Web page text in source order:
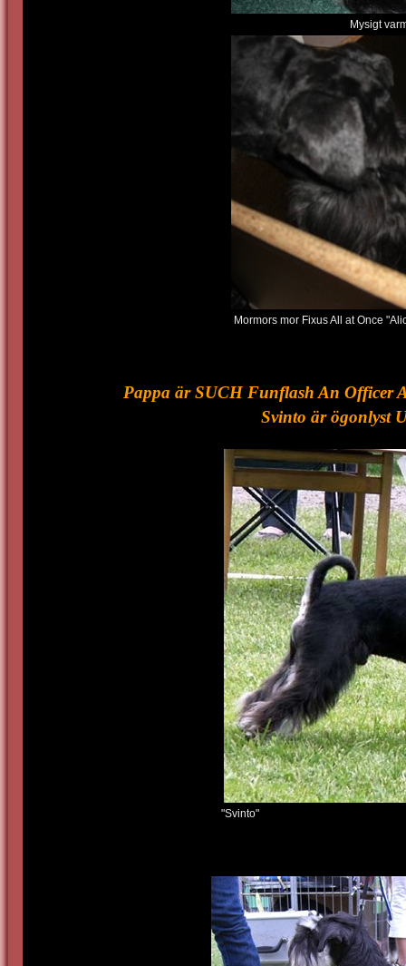
Mysigt
Mormors mor Fixus All at Once
Pappa är SUCH Funflash An Officer
Svinto är ögonlyst
"Svinto" foto